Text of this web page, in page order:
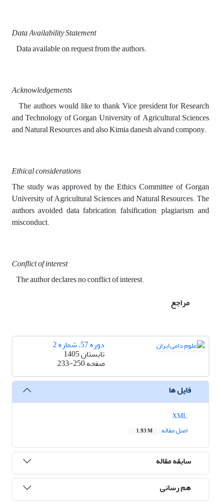
Data Availability Statement
Data available on request from the authors.
Acknowledgements
The authors would like to thank Vice president for Research
and Technology of Gorgan University of Agricultural Sciences
and Natural Resources and also Kimia danesh alvand compony.
Ethical considerations
The study was approved by the Ethics Committee of Gorgan
University of Agricultural Sciences and Natural Resources. The
authors avoided data fabrication, falsification, plagiarism, and
misconduct.
Conflict of interest
The author declares no conflict of interest.
مراجع
دوره 57، شماره 2
تابستان 1405
صفحه233-250
فایل ها
اصل مقاله
1.93 M
سابقه مقاله
هم رسانی